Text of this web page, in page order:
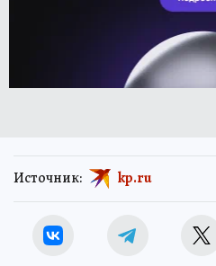
Источник: kp.ru